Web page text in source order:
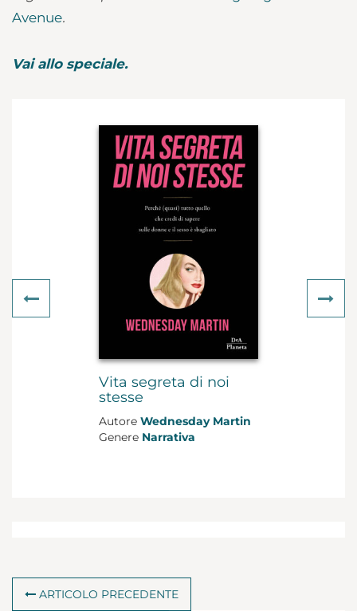
Avenue.
Vai allo speciale.
Vita segreta di noi
stesse
Autore Wednesday Martin
Genere Narrativa
Previous
ARTICOLO PRECEDENTE